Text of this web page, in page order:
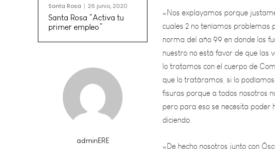
Santa Rosa 26 junio, 2020
Santa Rosa “Activa tu
primer empleo”
adminERE
norma del año 99 en donde
nuestro no está favor de que
lo tratamos con el cuerpo de
que lo tratáramos, si lo
fisuras porque a todos
pero para eso se necesita
diciendo.
«De hecho nosotros junto con